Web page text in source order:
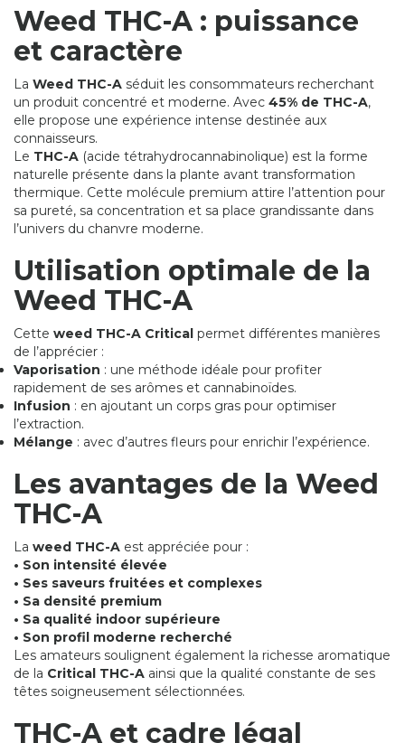
Weed THC-A : puissance
et caractère
La Weed THC-A séduit les consommateurs recherchant
un produit concentré et moderne. Avec 45% de THC-A,
elle propose une expérience intense destinée aux
connaisseurs.
Le THC-A (acide tétrahydrocannabinolique) est la forme
naturelle présente dans la plante avant transformation
thermique. Cette molécule premium attire l’attention pour
sa pureté, sa concentration et sa place grandissante dans
l’univers du chanvre moderne.
Utilisation optimale de la
Weed THC-A
Cette weed THC-A Critical permet différentes manières
de l’apprécier :
Vaporisation : une méthode idéale pour profiter
rapidement de ses arômes et cannabinoïdes.
Infusion : en ajoutant un corps gras pour optimiser
l’extraction.
Mélange : avec d’autres fleurs pour enrichir l’expérience.
Les avantages de la Weed
THC-A
La weed THC-A est appréciée pour :
• Son intensité élevée
• Ses saveurs fruitées et complexes
• Sa densité premium
• Sa qualité indoor supérieure
• Son profil moderne recherché
Les amateurs soulignent également la richesse aromatique
de la Critical THC-A ainsi que la qualité constante de ses
têtes soigneusement sélectionnées.
THC-A et cadre légal